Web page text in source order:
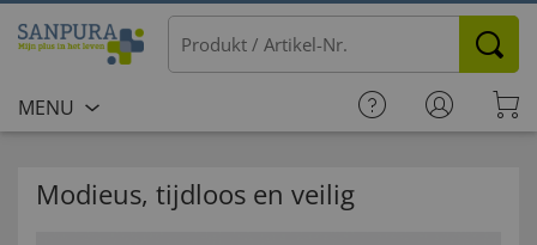
MENU
Modieus, tijdloos en veilig